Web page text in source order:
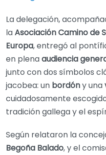
La delegación,
laAsociación Camino de
Europa, entregó al
en plenaaudiencia
junto con dos símbolos
jacobea: un bordóny una
cuidadosamente
tradición gallega y el
Según relataron la
Begoña Balado, y el